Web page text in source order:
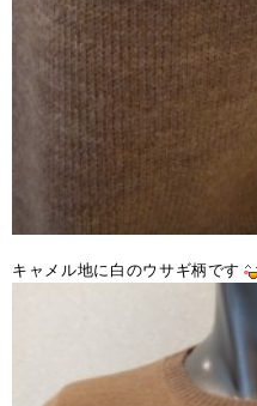
キャメル地に白のウサギ柄です